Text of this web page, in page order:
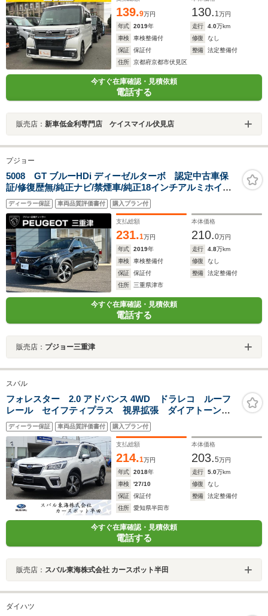
139.9万円 130. 1万円
年式
2019年 走行 4.0万km
車検
車検整備付 修復
なし
保証
保証付 整備
法定整備付
住所
京都府京都市伏見区
今すぐ在庫確認・見積依頼
電話する
販売店： 新車低金利専門店 ケイスマイル伏見店
プジョー
5008 GT ブルーHDi ディーゼルターボ 認定中古車保
証/修復歴無/純正ナビ/禁煙車/純正18インチアルミホイー
ル/ETC/コントロール/LEDヘッドライト/バックモニター/
ブラインドスポットモニター/ルーフレール
ディーラー保証 車両品質評価書付 購入プラン付
支払総額
231.1万円
本体価格
210.0万円
年式
2019年 走行 4.8万km
車検
車検整備付 修復
なし
保証
保証付 整備
法定整備付
住所
三重県津市
今すぐ在庫確認・見積依頼
電話する
販売店： プジョー三重津
スバル
フォレスター 2.0 アドバンス 4WD ドラレコ ルーフ
レール セイフティプラス 視界拡張 ダイアトーンナ
ビ フルセグ Bluetoothオーディオ USB フロントカ
メラ サイドカメラ バックカメラ スマートリヤビュ
ーミラー ETC2.0
ディーラー保証 車両品質評価書付 購入プラン付
支払総額
214.1万円
本体価格
203.5万円
年式
2018年 走行 5.0万km
車検
'27/10 修復
なし
保証
保証付 整備
法定整備付
住所
愛知県半田市
今すぐ在庫確認・見積依頼
電話する
販売店： スバル東海株式会社 カースポット半田
ダイハツ